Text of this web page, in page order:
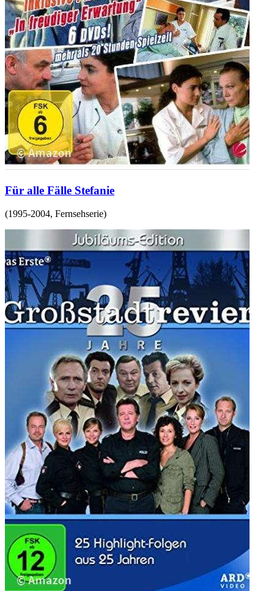
Für alle Fälle Stefanie
(1995-2004, Fernsehserie)